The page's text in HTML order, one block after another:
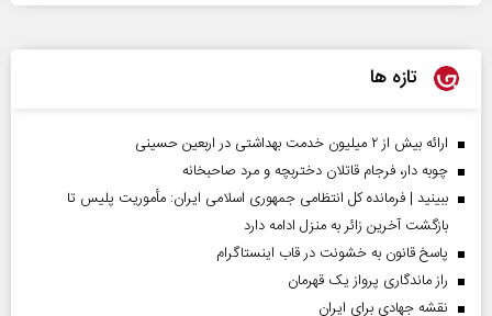
تازه ها
ارائه بیش از ۲ میلیون خدمت بهداشتی در اربعین حسینی
چوبه دار، فرجام قاتلان دختربچه و مرد صاحبخانه
ببینید | فرمانده کل انتظامی جمهوری اسلامی ایران­: مأموریت پلیس تا
بازگشت آخرین زائر به منزل ادامه دارد
پاسخ قانون به خشونت در قاب اینستاگرام
راز ماندگاری پرواز یک قهرمان
نقشه جهادی برای ایران